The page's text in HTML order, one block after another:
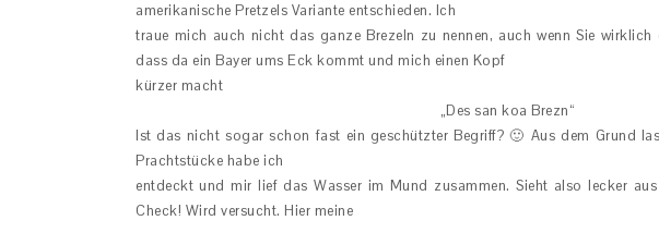
amerikanische Pretzels Variante entschieden. Ich
traue mich auch nicht das ganze Brezeln zu nennen, auch wenn Sie
dass da ein Bayer ums Eck kommt und mich einen Kopf
kürzer macht
„Des san koa Brezn“
Ist das nicht sogar schon fast ein geschützter Begriff? 🙂 Aus dem Grund
Prachtstücke habe ich
entdeckt und mir lief das Wasser im Mund zusammen. Sieht also lecker
Check! Wird versucht. Hier meine